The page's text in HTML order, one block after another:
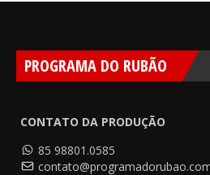
PROGRAMA DO RUBÃO
CONTATO DA PRODUÇÃO
85 98801.0585